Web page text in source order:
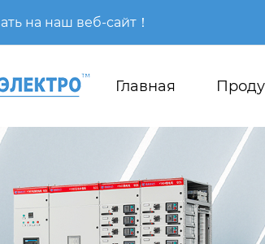
на наш веб-сайт！
Главная